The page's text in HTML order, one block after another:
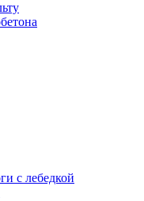
с лебедкой